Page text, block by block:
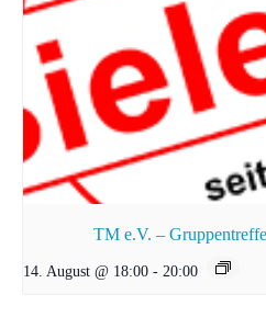
TM e.V. –
14. August @ 18:00 - 20:00